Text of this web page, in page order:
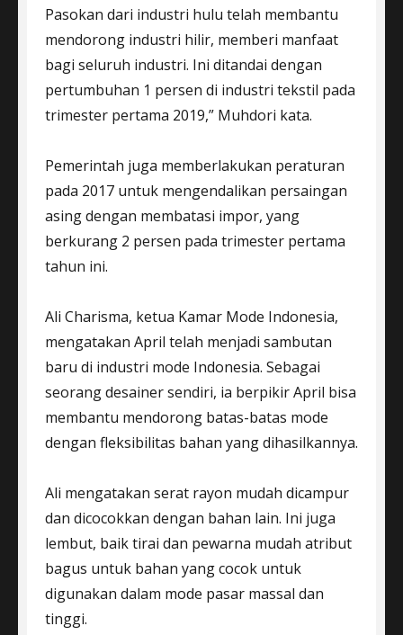
Pasokan dari industri hulu telah membantu
mendorong industri hilir, memberi manfaat
bagi seluruh industri. Ini ditandai dengan
pertumbuhan 1 persen di industri tekstil pada
trimester pertama 2019,” Muhdori kata.
Pemerintah juga memberlakukan peraturan
pada 2017 untuk mengendalikan persaingan
asing dengan membatasi impor, yang
berkurang 2 persen pada trimester pertama
tahun ini.
Ali Charisma, ketua Kamar Mode Indonesia,
mengatakan April telah menjadi sambutan
baru di industri mode Indonesia. Sebagai
seorang desainer sendiri, ia berpikir April bisa
membantu mendorong batas-batas mode
dengan fleksibilitas bahan yang dihasilkannya.
Ali mengatakan serat rayon mudah dicampur
dan dicocokkan dengan bahan lain. Ini juga
lembut, baik tirai dan pewarna mudah atribut
bagus untuk bahan yang cocok untuk
digunakan dalam mode pasar massal dan
tinggi.